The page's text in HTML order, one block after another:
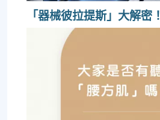
「器械彼拉提斯」大解密！